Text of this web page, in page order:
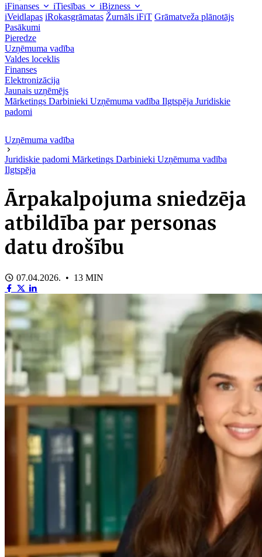
iFinanses iTiesības
iBizness
iVeidlapas iRokasgrāmatas Žurnāls iFiT Grāmatveža plānotājs
Pasākumi
Pieredze
Uzņēmuma vadība
Valdes loceklis
Finanses
Elektronizācija
Jaunais uzņēmējs
Mārketings Darbinieki Uzņēmuma vadība Ilgtspēja Juridiskie
padomi
Uzņēmuma vadība
Juridiskie padomi Mārketings Darbinieki Uzņēmuma vadība
Ilgtspēja
Ārpakalpojuma sniedzēja
atbildība par personas
datu drošību
07.04.2026. • 13 MIN